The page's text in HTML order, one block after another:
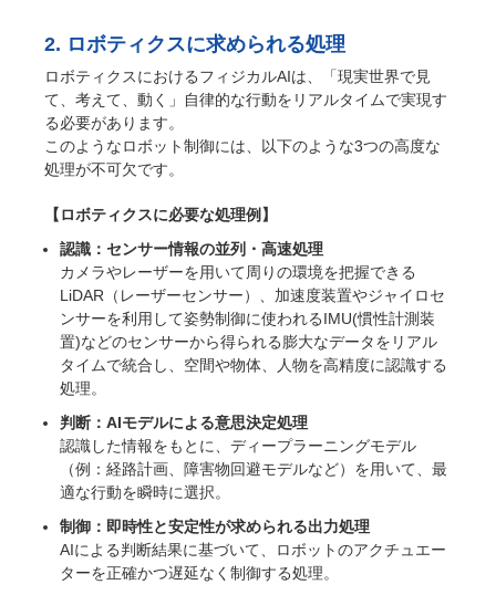
2. ロボティクスに求められる処理
ロボティクスにおけるフィジカルAIは、「現実世界で見
て、考えて、動く」自律的な行動をリアルタイムで実現す
る必要があります。
このようなロボット制御には、以下のような3つの高度な
処理が不可欠です。
【ロボティクスに必要な処理例】
認識：センサー情報の並列・高速処理
カメラやレーザーを用いて周りの環境を把握できる
LiDAR（レーザーセンサー）、加速度装置やジャイロセ
ンサーを利用して姿勢制御に使われるIMU(慣性計測装
置)などのセンサーから得られる膨大なデータをリアル
タイムで統合し、空間や物体、人物を高精度に認識する
処理。
判断：AIモデルによる意思決定処理
認識した情報をもとに、ディープラーニングモデル
（例：経路計画、障害物回避モデルなど）を用いて、最
適な行動を瞬時に選択。
制御：即時性と安定性が求められる出力処理
AIによる判断結果に基づいて、ロボットのアクチュエー
ターを正確かつ遅延なく制御する処理。